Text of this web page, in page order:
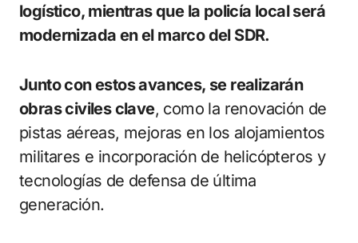
logístico, mientras que la policía local será
modernizada en el marco del SDR.
Junto con estos avances, se realizarán
obras civiles clave, como la renovación de
pistas aéreas, mejoras en los alojamientos
militares e incorporación de helicópteros y
tecnologías de defensa de última
generación.